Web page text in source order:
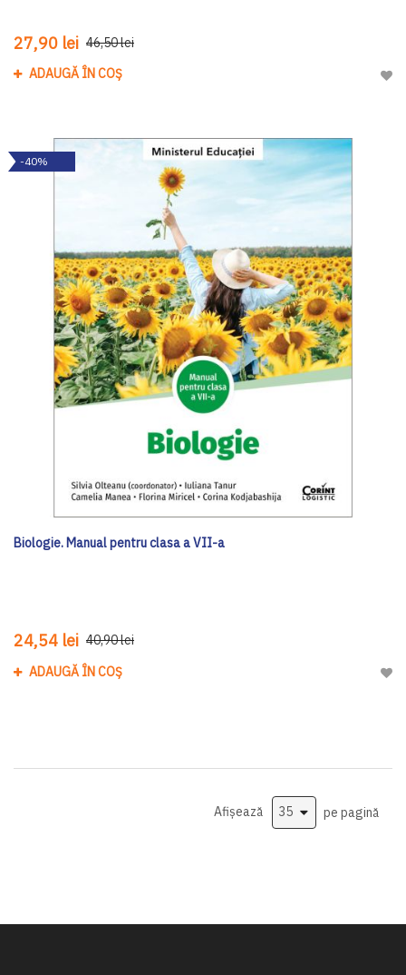
27,90 lei 46,50 lei
ADAUGĂ ÎN COȘ
-40%
Biologie. Manual pentru clasa a VII-a
24,54 lei 40,90 lei
ADAUGĂ ÎN COȘ
Afișează pe pagină